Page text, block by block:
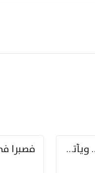
ستبدي لك الأيام ما كنت جاهلا … ويأتيك بالأخبار من لم تزوّد